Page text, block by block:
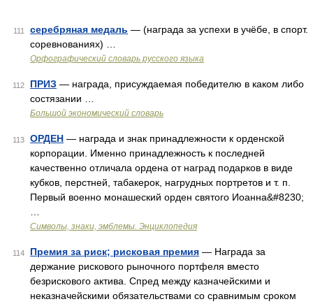
111 серебряная медаль — (награда за успехи в учёбе, в спорт.
соревнованиях) …
Орфографический словарь русского языка
112 ПРИЗ — награда, присуждаемая победителю в каком либо
состязании …
Большой экономический словарь
113 ОРДЕН — награда и знак принадлежности к орденской
корпорации. Именно принадлежность к последней
качественно отличала ордена от наград подарков в виде
кубков, перстней, табакерок, нагрудных портретов и т. п.
Первый военно монашеский орден святого Иоанна&#8230;
Символы, знаки, эмблемы. Энциклопедия
114 Премия за риск; рисковая премия — Награда за
держание рискового рыночного портфеля вместо
безрискового актива. Спред между казначейскими и
неказначейскими обязательствами со сравнимым сроком